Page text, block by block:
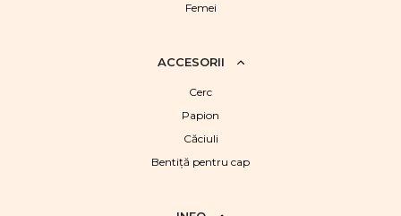
Femei
ACCESORII
Cerc
Papion
Căciuli
Bentiță pentru cap